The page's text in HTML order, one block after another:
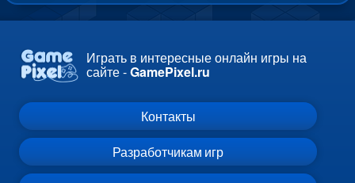
Играть в интересные онлайн игры на
сайте -GamePixel.ru
Контакты
Разработчикам игр